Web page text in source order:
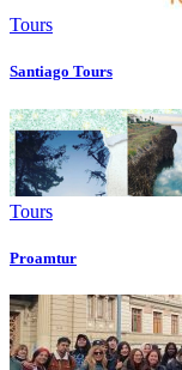
Tours
Santiago Tours
Tours
Proamtur